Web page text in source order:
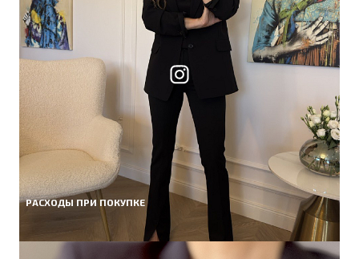
РАСХОДЫ ПРИ ПОКУПКЕ